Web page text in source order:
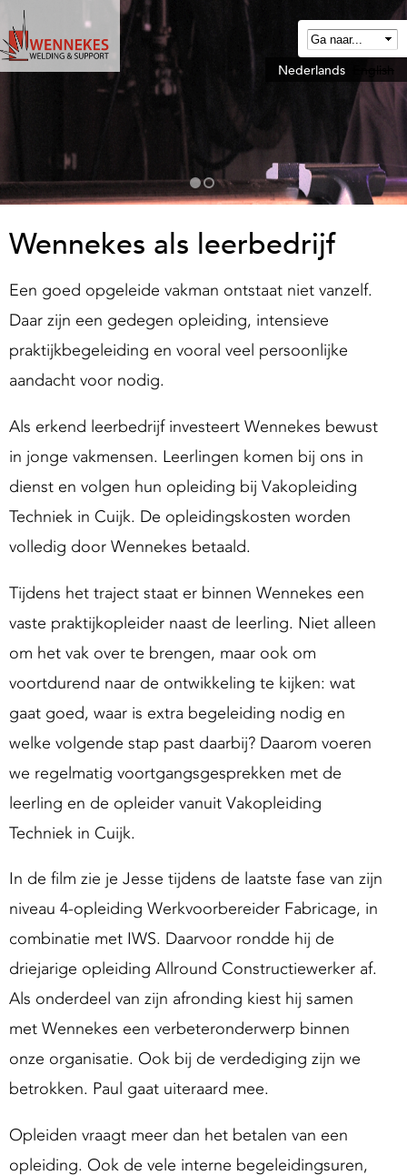
Overslaan
en
naar
algemene
Nederlands English
Wennekes als leerbedrijf
Een goed opgeleide vakman ontstaat niet vanzelf.
Daar zijn een gedegen opleiding, intensieve
praktijkbegeleiding en vooral veel persoonlijke
aandacht voor nodig.
Als erkend leerbedrijf investeert Wennekes bewust
in jonge vakmensen. Leerlingen komen bij ons in
dienst en volgen hun opleiding bij Vakopleiding
Techniek in Cuijk. De opleidingskosten worden
volledig door Wennekes betaald.
Tijdens het traject staat er binnen Wennekes een
vaste praktijkopleider naast de leerling. Niet alleen
om het vak over te brengen, maar ook om
voortdurend naar de ontwikkeling te kijken: wat
gaat goed, waar is extra begeleiding nodig en
welke volgende stap past daarbij? Daarom voeren
we regelmatig voortgangsgesprekken met de
leerling en de opleider vanuit Vakopleiding
Techniek in Cuijk.
In de film zie je Jesse tijdens de laatste fase van zijn
niveau 4-opleiding Werkvoorbereider Fabricage, in
combinatie met IWS. Daarvoor rondde hij de
driejarige opleiding Allround Constructiewerker af.
Als onderdeel van zijn afronding kiest hij samen
met Wennekes een verbeteronderwerp binnen
onze organisatie. Ook bij de verdediging zijn we
betrokken. Paul gaat uiteraard mee.
Opleiden vraagt meer dan het betalen van een
opleiding. Ook de vele interne begeleidingsuren,